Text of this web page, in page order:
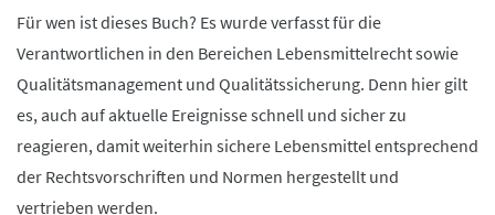
Für wen ist dieses Buch? Es wurde verfasst für die
Verantwortlichen in den Bereichen Lebensmittelrecht sowie
Qualitätsmanagement und Qualitätssicherung. Denn hier gilt
es, auch auf aktuelle Ereignisse schnell und sicher zu
reagieren, damit weiterhin sichere Lebensmittel entsprechend
der Rechtsvorschriften und Normen hergestellt und
vertrieben werden.